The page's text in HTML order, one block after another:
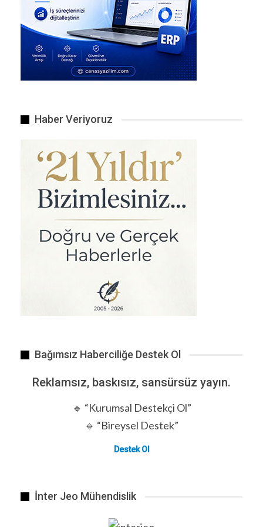
Ay’a ilk ayak basılan anın görüntüleri.
Sürekli bir şiddete davet var.
Para kazanmak isteyen erkekleri “jigolo” yapma…
Haber Veriyoruz
Bağımsız Haberciliğe Destek Ol
Reklamsız, baskısız, sansürsüz yayın.
🔹 “Kurumsal Destekçi Ol”
🔹 “Bireysel Destek”
Destek Ol
İnter Jeo Mühendislik